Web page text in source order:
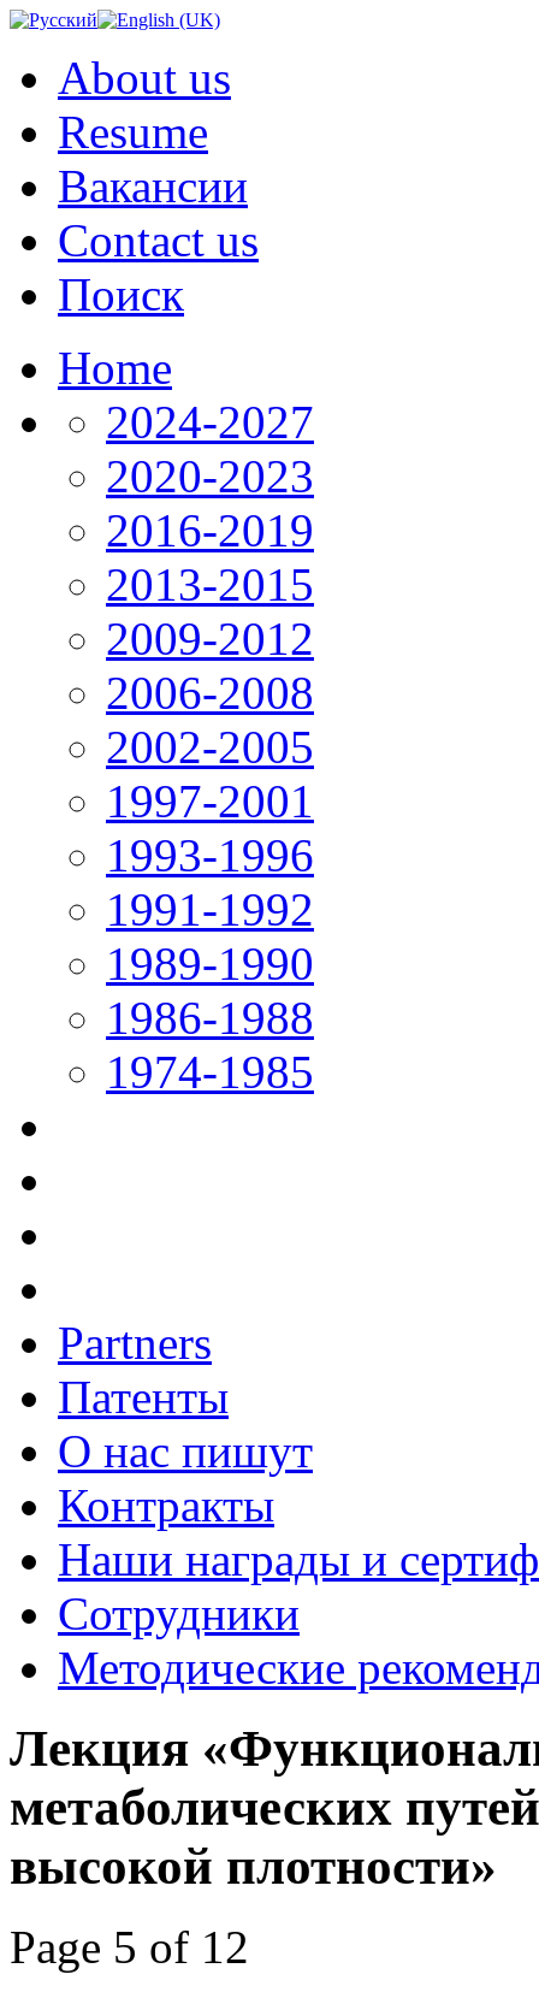
About us
Resume
Вакансии
Contact us
Поиск
Home
2024-2027
2020-2023
2016-2019
2013-2015
2009-2012
2006-2008
2002-2005
1997-2001
1993-1996
1991-1992
1989-1990
1986-1988
1974-1985
Partners
Патенты
О нас пишут
Контракты
Наши награды и
Сотрудники
Методические
Лекция
метаболических
высокой плотности»
Page 5 of 12